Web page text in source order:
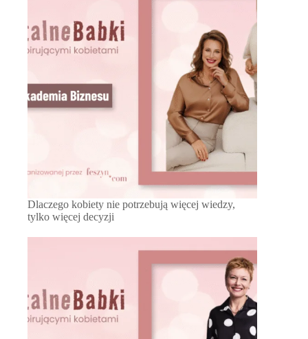
Dlaczego kobiety nie potrzebują więcej wiedzy,
tylko więcej decyzji